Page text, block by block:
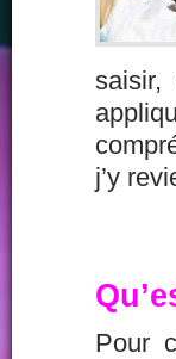
saisir,
j’y
Pour